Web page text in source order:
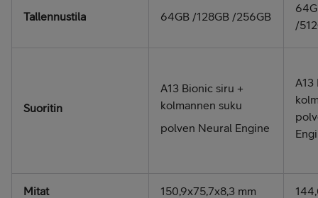
Tallennustila 64GB /128GB /256GB
/
Suoritin
A13 Bionic siru +
kolmannen suku­
polven Neural Engine
A13
Mitat 150,9x75,7x8,3 mm